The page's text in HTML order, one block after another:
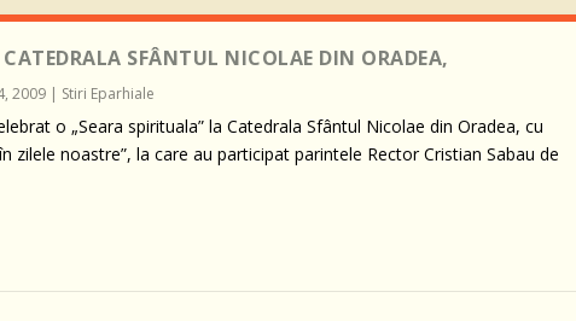
SFÂNTUL NICOLAE DIN ORADEA,
2009 | Stiri Eparhiale
o „Seara spirituala” la Catedrala Sfântul Nicolae din Oradea, cu
zilele noastre”, la care au participat parintele Rector Cristian Sabau de